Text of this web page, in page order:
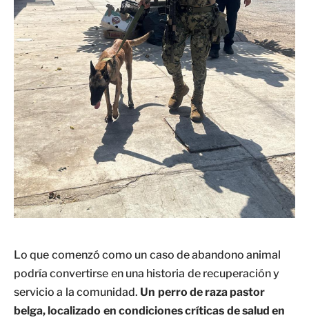
Lo que comenzó como un caso de abandono animal
podría convertirse en una historia de recuperación y
servicio a la comunidad. Un perro de raza pastor
belga, localizado en condiciones críticas de salud en